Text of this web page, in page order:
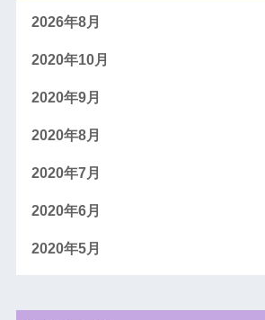
2026年8月
2020年10月
2020年9月
2020年8月
2020年7月
2020年6月
2020年5月